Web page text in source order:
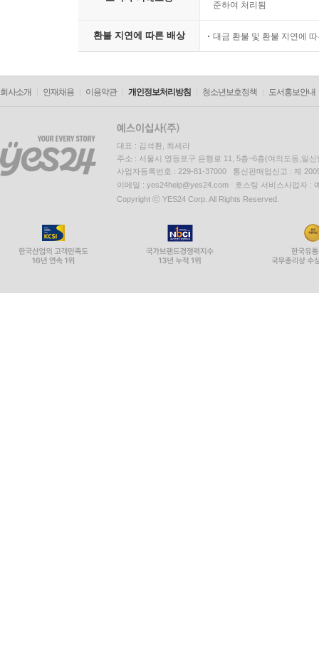
준하여 처리됨
환불 지연에 따른 배상 대금 환불 및 환불 지연에
회사소개 인재채용 이용약관 개인정보처리방침 청소년보호정책 도서홍보안내
대표 : 김석환, 최세라
주소 : 서울시 영등포구 은행로 11, 5층~6층(여의도동,일신
사업자등록번호 : 229-81-37000 통신판매업신고 : 제
이메일 : yes24help@yes24.com 호스팅 서비스사업자 :
Copyright ⓒ YES24 Corp. All Rights Reserved.